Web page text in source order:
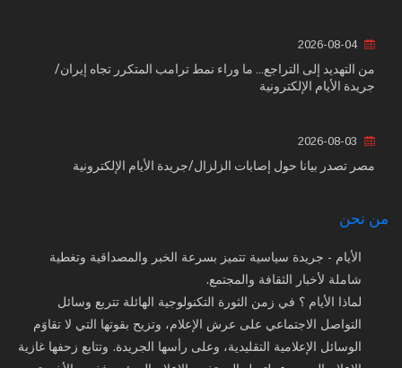
2026-08-04
من التهديد إلى التراجع... ما وراء نمط ترامب المتكرر تجاه إيران/
جريدة الأيام الإلكترونية
مصر تصدر بيانا حول إصابات الزلزال/جريدة الأيام الإلكترونية
من نحن
الأيام - جريدة سياسية تتميز بسرعة الخبر والمصداقية وتغطية
شاملة لأخبار الثقافة والمجتمع.
لماذا الأيام ؟ في زمن الثورة التكنولوجية الهائلة تتربع وسائل
التواصل الاجتماعي على عرش الإعلام، وتزيح بقوتها التي لا تقاوَم
الوسائل الإعلامية التقليدية، وعلى رأسها الجريدة. وتتابع زحفها غازية